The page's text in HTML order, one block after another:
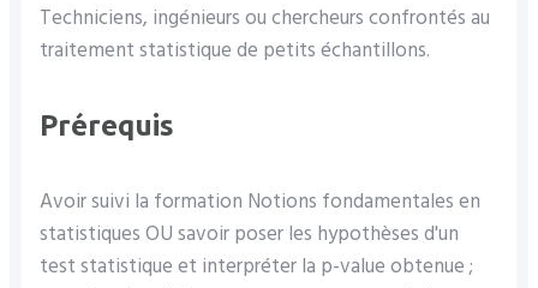
Techniciens, ingénieurs ou chercheurs confrontés au
traitement statistique de petits échantillons.
Prérequis
Avoir suivi la formation Notions fondamentales en
statistiques OU savoir poser les hypothèses d'un
test statistique et interpréter la p-value obtenue ;